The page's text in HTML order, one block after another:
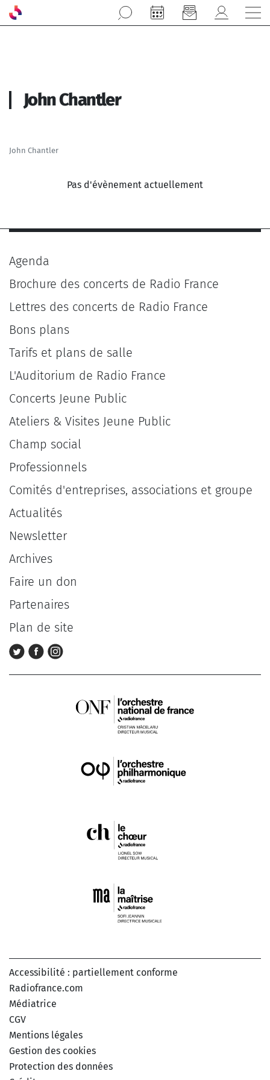
Aller au contenu principal
John Chantler
John Chantler
Pas d'évènement actuellement
Agenda
Brochure des concerts de Radio France
Lettres des concerts de Radio France
Bons plans
Tarifs et plans de salle
L'Auditorium de Radio France
Concerts Jeune Public
Ateliers & Visites Jeune Public
Champ social
Professionnels
Comités d'entreprises, associations et groupe
Actualités
Newsletter
Archives
Faire un don
Partenaires
Plan de site
Accessibilité : partiellement conforme
Radiofrance.com
Médiatrice
CGV
Mentions légales
Gestion des cookies
Protection des données